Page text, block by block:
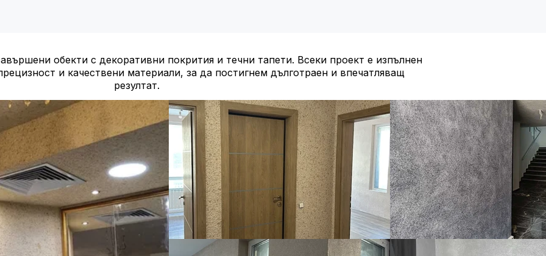
обекти с декоративни покрития и течни тапети. Всеки проект е изпълнен
и качествени материали, за да постигнем дълготраен и впечатляващ
резултат.